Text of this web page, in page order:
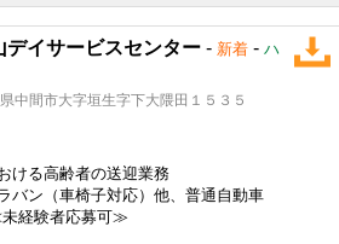
イサービスセンター - 新着 - ハ
中間市大字垣生字下大隈田１５３５
ける高齢者の送迎業務
バン（車椅子対応）他、普通自動車
経験者応募可≫